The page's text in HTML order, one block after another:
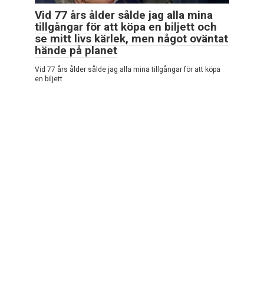
Vid 77 års ålder sålde jag alla mina
tillgångar för att köpa en biljett och
se mitt livs kärlek, men något oväntat
hände på planet
Vid 77 års ålder sålde jag alla mina tillgångar för att köpa
en biljett